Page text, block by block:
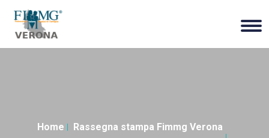
Home Rassegna stampa Fimmg Verona